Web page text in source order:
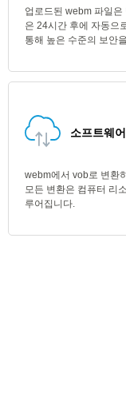
업로드된 webm 파일은
은 24시간 후에 자동으
통해 높은 수준의 보안
소프트웨
webm에서 vob로 변환
모든 변환은 컴퓨터 리
루어집니다.